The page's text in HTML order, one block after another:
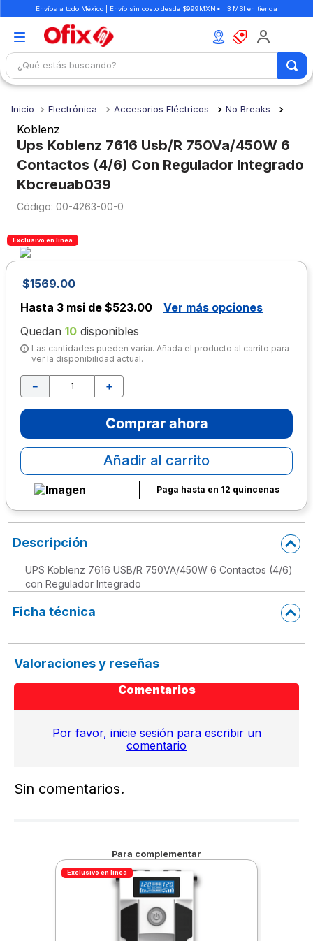
Envíos a todo México | Envío sin costo desde $999MXN* | 3 MSI en tienda
¿Qué estás buscando?
Electrónica Accesorios Eléctricos No Breaks
Koblenz
Ups Koblenz 7616 Usb/R 750Va/450W 6
Contactos (4/6) Con Regulador Integrado
Kbcreuab039
: 00-4263-00-0
Exclusivo en línea
$1569.00
Hasta 3 msi de $523.00
Ver más opciones
Quedan 10 disponibles
Las cantidades pueden variar. Añada el producto al carrito para
ver la disponibilidad actual.
＋
－
Comprar ahora
Añadir al carrito
Paga hasta en 12 quincenas
Descripción
UPS Koblenz 7616 USB/R 750VA/450W 6 Contactos (4/6)
con Regulador Integrado
Ficha técnica
Valoraciones y reseñas
Comentarios
Por favor, inicie sesión para escribir un
comentario
Sin comentarios.
Para complementar
Exclusivo en línea
1.
mochilas
2.
libretas
3.
cuaderno
4.
colores
5.
cuadernos
6.
boligrafo
7.
escolar
8.
sacapuntas
9.
lapiz
10. escritorio